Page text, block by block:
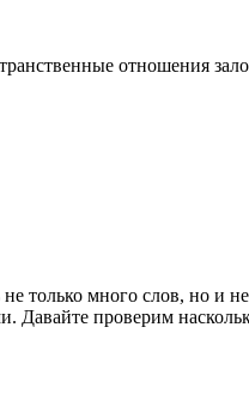
отношения
только много слов, но и
проверим